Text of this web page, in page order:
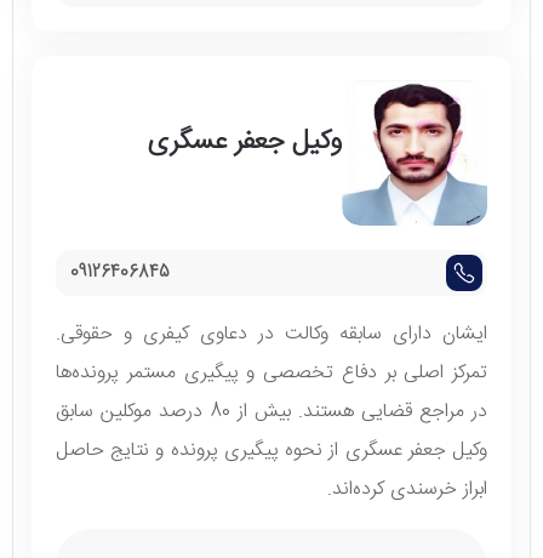
وکیل جعفر عسگری
09126406845
ایشان دارای سابقه وکالت در دعاوی کیفری و حقوقی.
تمرکز اصلی بر دفاع تخصصی و پیگیری مستمر پرونده‌ها
در مراجع قضایی هستند. بیش از 80 درصد موکلین سابق
وکیل جعفر عسگری از نحوه پیگیری پرونده و نتایج حاصل
ابراز خرسندی کرده‌اند.